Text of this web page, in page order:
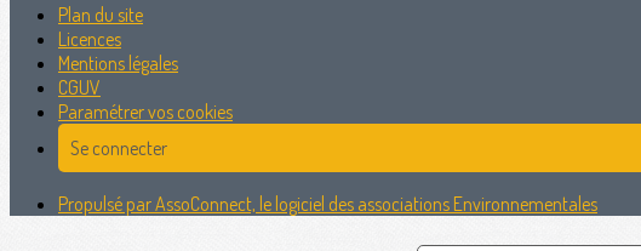
Plan du site
Licences
Mentions légales
CGUV
Paramétrer vos cookies
Se connecter
Propulsé par AssoConnect, le logiciel des associations Environnementales